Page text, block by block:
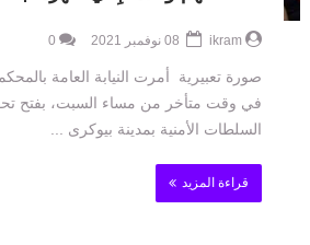
ikram
0
صورة تعبيرية أمرت النيابة العامة
في وقت متأخر من مساء السبت، بفتح
السلطات الأمنية بمدينة بيوكرى ...
قراءة المزيد